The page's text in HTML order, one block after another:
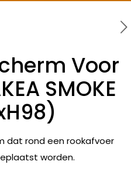
Voor
SMOKE
dat rond een rookafvoer
worden.